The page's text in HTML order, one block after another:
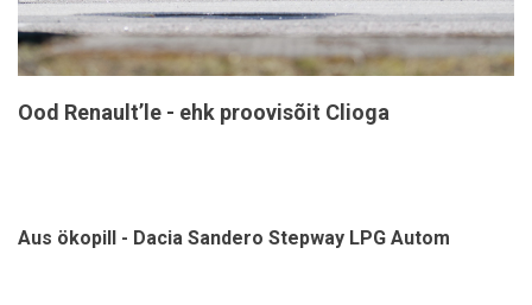
Ood Renault’le - ehk proovisõit Clioga
Aus ökopill - Dacia Sandero Stepway LPG Autom